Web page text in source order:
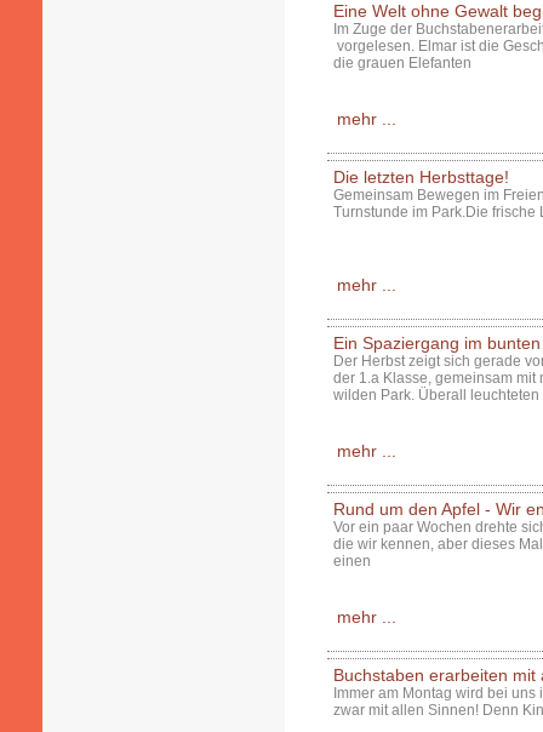
Eine Welt ohne Gewalt
Im Zuge der
vorgelesen. Elmar ist die
die grauen Elefanten
mehr ...
Die letzten Herbsttage!
Gemeinsam Bewegen im
Turnstunde im Park.Die frische
mehr ...
Ein Spaziergang im
Der Herbst zeigt sich gerade
der 1.a Klasse, gemeinsam
wilden Park. Überall leuchteten
mehr ...
Rund um den Apfel - Wir
Vor ein paar Wochen drehte
die wir kennen, aber dieses
einen
mehr ...
Buchstaben erarbeiten mit
Immer am Montag wird bei
zwar mit allen Sinnen! Denn